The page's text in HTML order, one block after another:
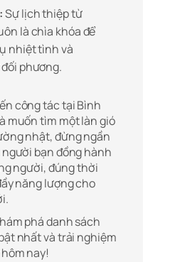
Sự lịch thiệp từ
là chìa khóa để
nhiệt tình và
phương.
công tác tại Bình
muốn tìm một làn gió
nhật, đừng ngần
bạn đồng hành
người, đúng thời
năng lượng cho
phá danh sách
nhất và trải nghiệm
nay!